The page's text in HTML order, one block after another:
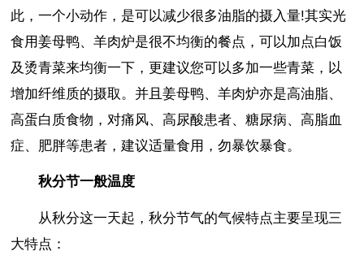
此，一个小动作，是可以减少很多油脂的摄入量!其实光
食用姜母鸭、羊肉炉是很不均衡的餐点，可以加点白饭
及烫青菜来均衡一下，更建议您可以多加一些青菜，以
增加纤维质的摄取。并且姜母鸭、羊肉炉亦是高油脂、
高蛋白质食物，对痛风、高尿酸患者、糖尿病、高脂血
症、肥胖等患者，建议适量食用，勿暴饮暴食。
秋分节一般温度
从秋分这一天起，秋分节气的气候特点主要呈现三
大特点：